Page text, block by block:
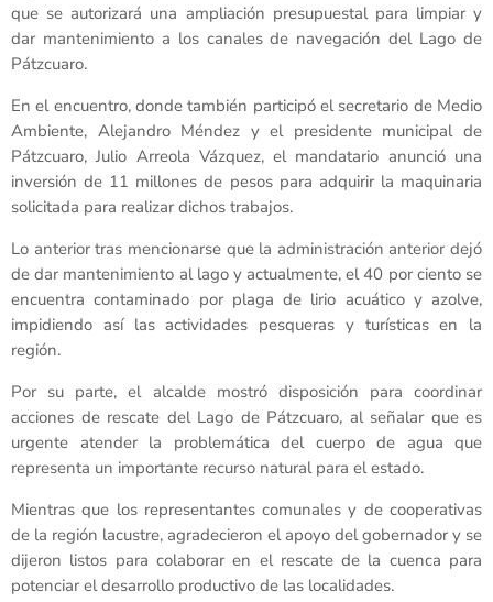
que se autorizará una ampliación presupuestal para limpiar y
dar mantenimiento a los canales de navegación del Lago de
Pátzcuaro.
En el encuentro, donde también participó el secretario de Medio
Ambiente, Alejandro Méndez y el presidente municipal de
Pátzcuaro, Julio Arreola Vázquez, el mandatario anunció una
inversión de 11 millones de pesos para adquirir la maquinaria
solicitada para realizar dichos trabajos.
Lo anterior tras mencionarse que la administración anterior dejó
de dar mantenimiento al lago y actualmente, el 40 por ciento se
encuentra contaminado por plaga de lirio acuático y azolve,
impidiendo así las actividades pesqueras y turísticas en la
región.
Por su parte, el alcalde mostró disposición para coordinar
acciones de rescate del Lago de Pátzcuaro, al señalar que es
urgente atender la problemática del cuerpo de agua que
representa un importante recurso natural para el estado.
Mientras que los representantes comunales y de cooperativas
de la región lacustre, agradecieron el apoyo del gobernador y se
dijeron listos para colaborar en el rescate de la cuenca para
potenciar el desarrollo productivo de las localidades.